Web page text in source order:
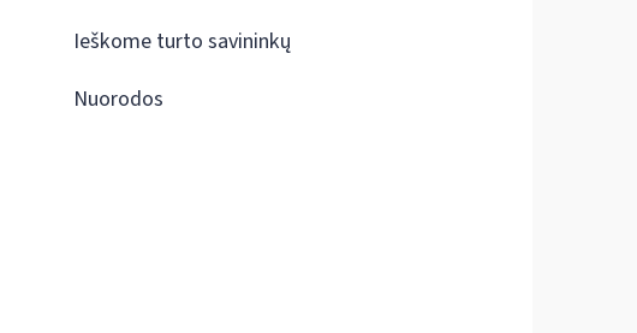
Ieškome turto savininkų
Nuorodos